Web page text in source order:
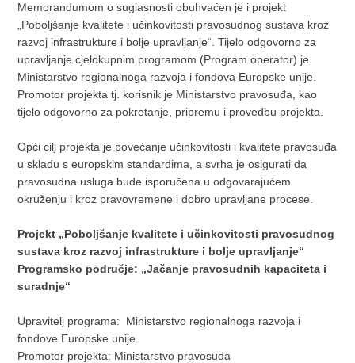
Memorandumom o suglasnosti obuhvaćen je i projekt
„Poboljšanje kvalitete i učinkovitosti pravosudnog sustava kroz
razvoj infrastrukture i bolje upravljanje“. Tijelo odgovorno za
upravljanje cjelokupnim programom (Program operator) je
Ministarstvo regionalnoga razvoja i fondova Europske unije.
Promotor projekta tj. korisnik je Ministarstvo pravosuđa, kao
tijelo odgovorno za pokretanje, pripremu i provedbu projekta.
Opći cilj projekta je povećanje učinkovitosti i kvalitete pravosuđa
u skladu s europskim standardima, a svrha je osigurati da
pravosudna usluga bude isporučena u odgovarajućem
okruženju i kroz pravovremene i dobro upravljane procese.
Projekt „Poboljšanje kvalitete i učinkovitosti pravosudnog
sustava kroz razvoj infrastrukture i bolje upravljanje“
Programsko područje: „Jačanje pravosudnih kapaciteta i
suradnje“
Upravitelj programa: Ministarstvo regionalnoga razvoja i
fondove Europske unije
Promotor projekta: Ministarstvo pravosuđa